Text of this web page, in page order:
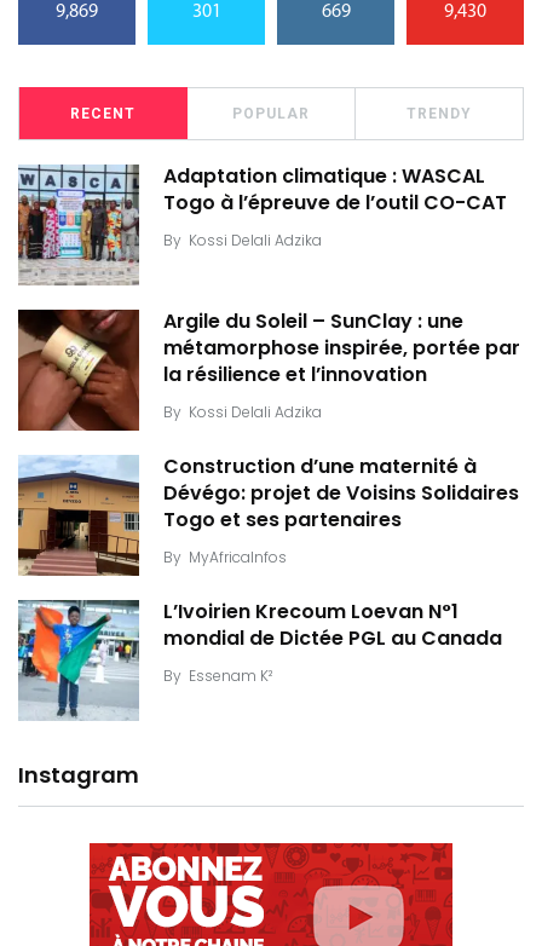
9,869 301 669 9,430
RECENT POPULAR TRENDY
Adaptation climatique : WASCAL
Togo à l’épreuve de l’outil CO-CAT
By Kossi Delali Adzika
Argile du Soleil – SunClay : une
métamorphose inspirée, portée par
la résilience et l’innovation
By Kossi Delali Adzika
Construction d’une maternité à
Dévégo: projet de Voisins Solidaires
Togo et ses partenaires
By MyAfricaInfos
L’Ivoirien Krecoum Loevan N°1
mondial de Dictée PGL au Canada
By Essenam K²
Instagram